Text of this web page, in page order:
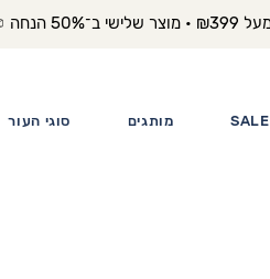
סוגי העור מותגים SALE